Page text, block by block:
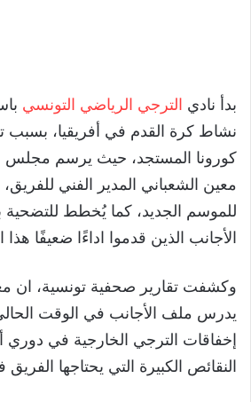
بدأ نادي الترجي الرياضي التونسي
نشاط كرة القدم في أفريقيا،
كورونا المستجد، حيث يرسم مجلس
معين الشعباني المدير الفني
للموسم الجديد، كما يُخطط للتضحية
الأجانب الذين قدموا اداءًا ضعيفًا
وكشفت تقارير صحفية تونسية، ان
يدرس ملف الأجانب في الوقت
إخفاقات الترجي الخارجية في دوري
النقائص الكبيرة التي يحتاجها الفريق